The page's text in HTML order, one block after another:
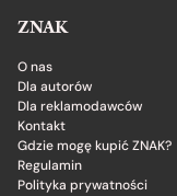
ZNAK
O nas
Dla autorów
Dla reklamodawców
Kontakt
Gdzie mogę kupić ZNAK?
Regulamin
Polityka prywatności